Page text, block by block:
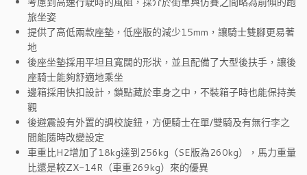
旅坐姿
提供了高低兩款座墊，低座版的減少15mm，讓騎士雙腳更易著
地
後座坐墊採用平坦且寬闊的形狀，並且配備了大型後扶手，讓後
座騎士能夠舒適地乘坐
邊箱採用快扣設計，鎖點藏於車身之中，不裝箱子時也能保持美
觀
後避震設有外置的調校旋鈕，方便騎士在單/雙騎及有無行李之
間能隨時改變設定
車重比H2增加了18kg達到256kg（SE版為260kg），馬力重量
比還是較ZX-14R（車重269kg）來的優異